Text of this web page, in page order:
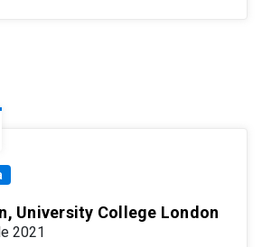
University College London
2021